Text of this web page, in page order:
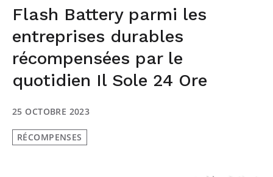
Flash Battery parmi les
entreprises durables
récompensées par le
quotidien Il Sole 24 Ore
25 OCTOBRE 2023
RÉCOMPENSES